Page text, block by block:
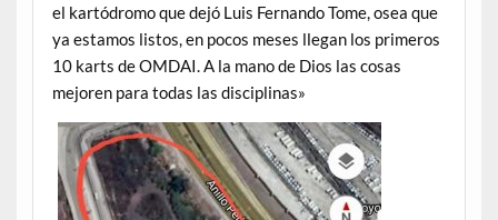
el kartódromo que dejó Luis Fernando Tome, osea que
ya estamos listos, en pocos meses llegan los primeros
10 karts de OMDAI. A la mano de Dios las cosas
mejoren para todas las disciplinas»